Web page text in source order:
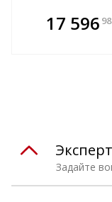
17 596 98
Задайте